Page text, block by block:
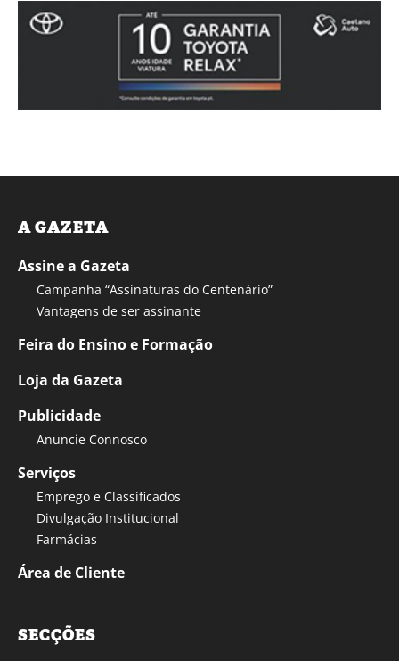
A GAZETA
Assine a Gazeta
Campanha “Assinaturas do Centenário”
Vantagens de ser assinante
Feira do Ensino e Formação
Loja da Gazeta
Publicidade
Anuncie Connosco
Serviços
Emprego e Classificados
Divulgação Institucional
Farmácias
Área de Cliente
SECÇÕES